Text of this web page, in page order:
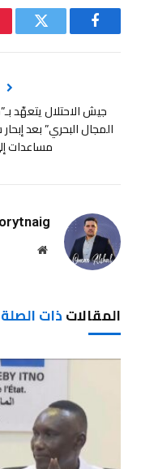
فيسبوك تويتر
جيش الاحتلال يتعهّد
المجال البحري” بعد
مساعدات
موقع
المقالاتذات الصلة